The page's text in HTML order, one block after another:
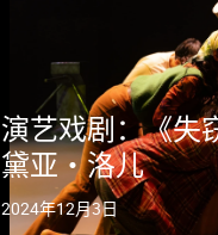
演艺戏剧：《
黛亚・洛儿
2024年12月3日